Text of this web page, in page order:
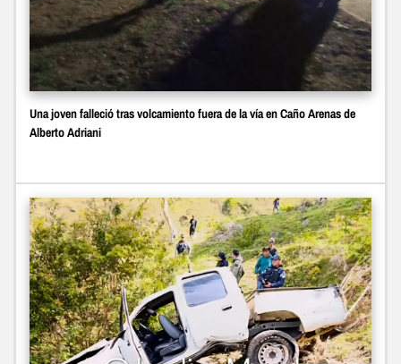
Una joven falleció tras volcamiento fuera de la vía en Caño Arenas de
Alberto Adriani